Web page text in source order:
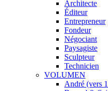
Architecte
Éditeur
Entrepreneur
Fondeur
Négociant
Paysagiste
Sculpteur
Technicien
VOLUMEN
André (vers